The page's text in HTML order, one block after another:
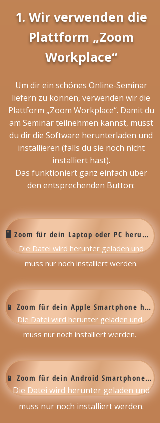
1. Wir verwenden die
Plattform „Zoom
Workplace“
Um dir ein schönes Online-Seminar
liefern zu können, verwenden wir die
Plattform „Zoom Workplace“. Damit du
am Seminar teilnehmen kannst, musst
du dir die Software herunterladen und
installieren (falls du sie noch nicht
installiert hast).
Das funktioniert ganz einfach über
den entsprechenden Button:
🖥️ Zoom für dein Laptop oder PC herunter laden
Die Datei wird herunter geladen und
muss nur noch installiert werden.
📱 Zoom für dein Apple Smartphone herunter laden
Die Datei wird herunter geladen und
muss nur noch installiert werden.
📱 Zoom für dein Android Smartphone herunter laden
Die Datei wird herunter geladen und
muss nur noch installiert werden.